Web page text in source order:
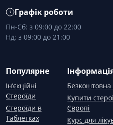
Графік роботи
Пн-Сб: з 09:00 до 22:00
Нд: з 09:00 до 21:00
Популярне
Ін’єкційні
Стероїди
Стероїди в
Таблетках
Безкоштовна
Купити
Європі
Курс для